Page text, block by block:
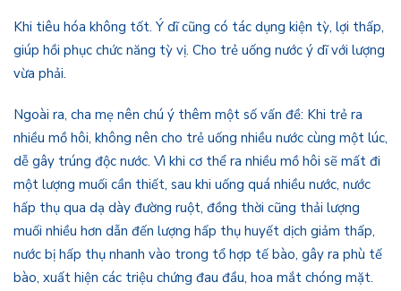
Khi tiêu hóa không tốt. Ý dĩ cũng có tác dụng kiện tỳ, lợi thấp,
giúp hồi phục chức năng tỳ vị. Cho trẻ uống nước ý dĩ với lượng
vừa phải.
Ngoài ra, cha mẹ nên chú ý thêm một số vấn đề: Khi trẻ ra
nhiều mồ hôi, không nên cho trẻ uống nhiều nước cùng một lúc,
dễ gây trúng độc nước. Vì khi cơ thể ra nhiều mồ hôi sẽ mất đi
một lượng muối cần thiết, sau khi uống quá nhiều nước, nước
hấp thụ qua dạ dày đường ruột, đồng thời cũng thải lượng
muối nhiều hơn dẫn đến lượng hấp thụ huyết dịch giảm thấp,
nước bị hấp thụ nhanh vào trong tổ hợp tế bào, gây ra phù tế
bào, xuất hiện các triệu chứng đau đầu, hoa mắt chóng mặt.